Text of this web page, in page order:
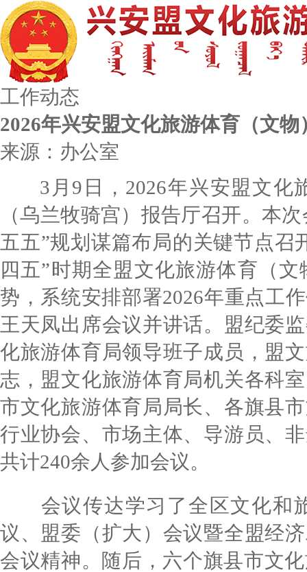
工作动态
2026年兴安盟文化旅游体育（文
来源：办公室
3月9日，2026年兴安盟文化
（乌兰牧骑宫）报告厅召开。本
五五”规划谋篇布局的关键节点召
四五”时期全盟文化旅游体育（
势，系统安排部署2026年重点工
王天凤出席会议并讲话。盟纪委
化旅游体育局领导班子成员，盟
志，盟文化旅游体育局机关各科
市文化旅游体育局局长、各旗县
行业协会、市场主体、导游员、
共计240余人参加会议。
会议传达学习了全区文化和
议、盟委（扩大）会议暨全盟经
会议精神。随后，六个旗县市文